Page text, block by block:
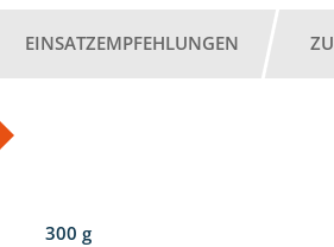
EINSATZEMPFEHLUNGEN
300 g